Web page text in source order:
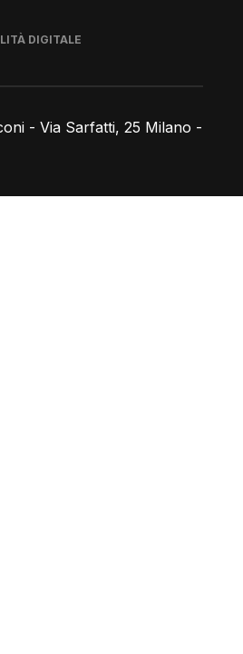
- Via Sarfatti, 25 Milano -
DIGITALE